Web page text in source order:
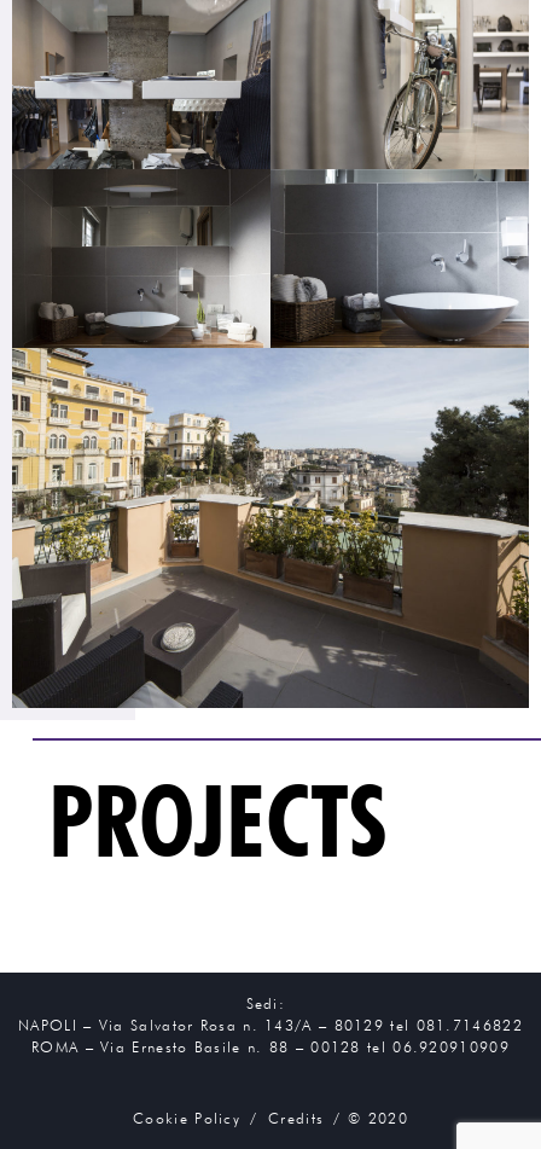
PROJECTS
Sedi:
NAPOLI – Via Salvator Rosa n. 143/A – 80129 tel 081.7146822
ROMA – Via Ernesto Basile n. 88 – 00128 tel 06.920910909
Cookie Policy / Credits/ © 2020